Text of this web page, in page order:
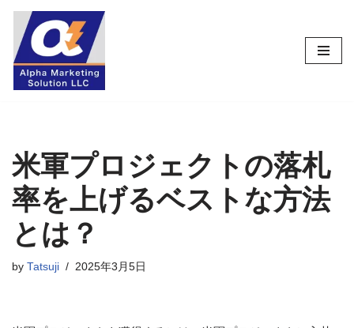
コ
ン
テ
ス
キ
ッ
米軍プロジェクトの落札
率を上げるベストな方法
とは？
by Tatsuji 2025年3月5日